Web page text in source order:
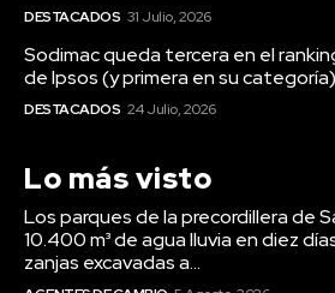
DESTACADOS 31 Julio, 2026
Sodimac queda tercera en el
de Ipsos (y primera en su categoría)
DESTACADOS 24 Julio, 2026
Lo más visto
Los parques de la precordillera de
10.400 m³ de agua lluvia en diez
zanjas excavadas a...